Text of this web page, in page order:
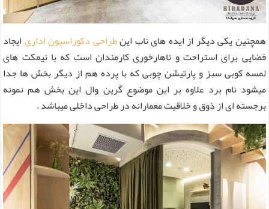
همچنین یکی دیگر از ایده های ناب اینطراحی دکوراسیون اداریایجاد
فضایی برای استراحت و ناهارخوری کارمندان است که با نیمکت های
لمسه کوبی سبز و پارتیشن چوبی که با پرده هم از دیگر بخش ها جدا
میشود نام برد علاوه بر این موضوع گرین وال این بخش هم نمونه
برجسته ای از ذوق و خلاقیت معمارانه در طراحی داخلی میباشد .